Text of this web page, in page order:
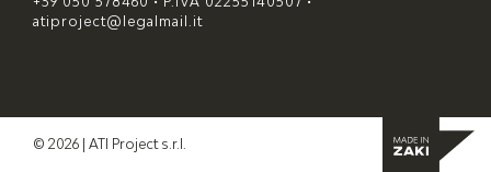
atiproject@legalmail.it
© 2026 | ATI Project s.r.l.